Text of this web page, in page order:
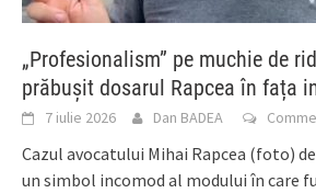
„Profesionalism” pe muchie de
prăbușit dosarul Rapcea în fața
7 iulie 2026 Dan BADEA
Cazul avocatului Mihai Rapcea (foto)
un simbol incomod al modului în care